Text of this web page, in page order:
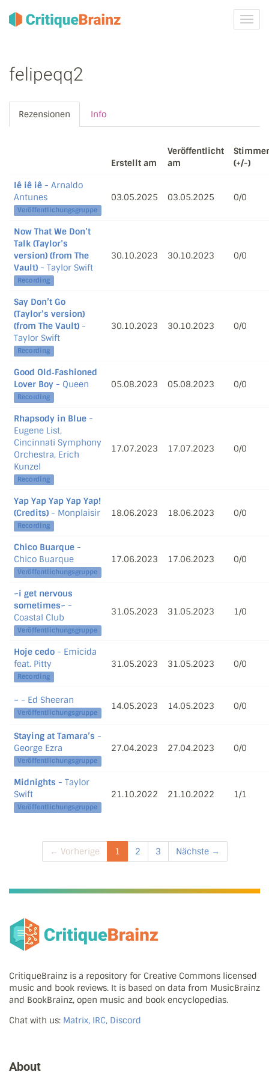
ein-/
felipeqq2
Rezensionen Info
Erstellt am
Veröffentlicht
am
(+/-)
Iê iê iê - Arnaldo
Antunes
Veröffentlichungsgruppe
03.05.2025 03.05.2025 0/0
Now That We Don’t
Talk (Taylor’s
version) (from The
Vault) - Taylor Swift
Recording
30.10.2023 30.10.2023 0/0
Say Don’t Go
(Taylor’s version)
(from The Vault) -
Taylor Swift
Recording
30.10.2023 30.10.2023 0/0
Good Old‐Fashioned
Lover Boy - Queen
Recording
05.08.2023 05.08.2023 0/0
Rhapsody in Blue -
Eugene List,
Cincinnati Symphony
Orchestra, Erich
Kunzel
Recording
17.07.2023 17.07.2023 0/0
Yap Yap Yap Yap Yap!
(Credits) - Monplaisir
Recording
18.06.2023 18.06.2023 0/0
Chico Buarque -
Chico Buarque
Veröffentlichungsgruppe
17.06.2023 17.06.2023 0/0
~i get nervous
sometimes~ -
Coastal Club
Veröffentlichungsgruppe
31.05.2023 31.05.2023 1/0
Hoje cedo - Emicida
feat. Pitty
Recording
31.05.2023 31.05.2023 0/0
− - Ed Sheeran
Veröffentlichungsgruppe
14.05.2023 14.05.2023 0/0
Staying at Tamara’s -
George Ezra
Veröffentlichungsgruppe
27.04.2023 27.04.2023 0/0
Midnights - Taylor
Swift
Veröffentlichungsgruppe
21.10.2022 21.10.2022 1/1
← Vorherige 1 2 3 Nächste →
CritiqueBrainz is a repository for Creative Commons licensed
music and book reviews. It is based on data from MusicBrainz
and BookBrainz, open music and book encyclopedias.
Chat with us: Matrix, IRC, Discord
About